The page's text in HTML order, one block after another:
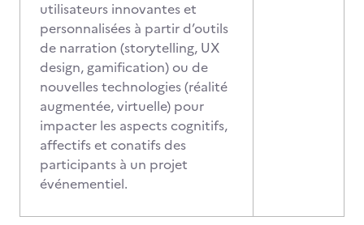
utilisateurs innovantes et
personnalisées à partir d’outils
de narration (storytelling, UX
design, gamification) ou de
nouvelles technologies (réalité
augmentée, virtuelle) pour
impacter les aspects cognitifs,
affectifs et conatifs des
participants à un projet
événementiel.